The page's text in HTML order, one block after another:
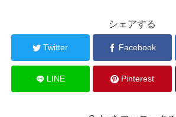
シェアする
Twitter Facebook
LINE Pinterest